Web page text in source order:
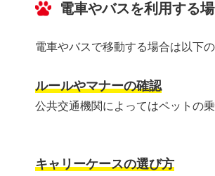
電車やバスを利用する
電車やバスで移動する場合は以下
ルールやマナーの確認
公共交通機関によってはペットの
キャリーケースの選び方